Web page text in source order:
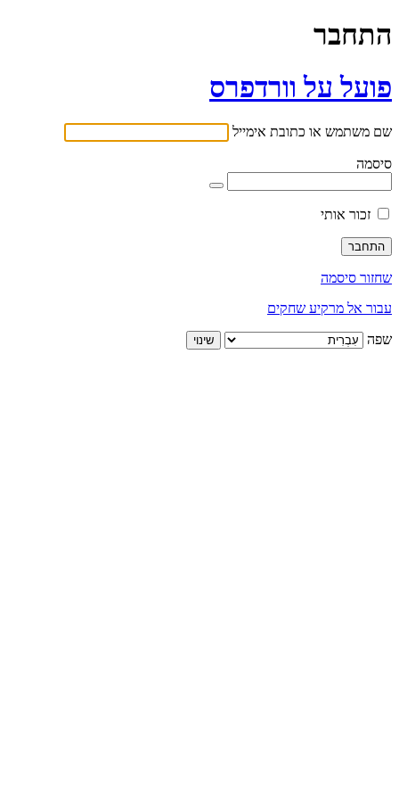
התחבר
פועל על וורדפרס
שם משתמש או כתובת אימייל
סיסמה
זכור אותי
שחזור סיסמה
עבור אל מרקיע שחקים
שפה